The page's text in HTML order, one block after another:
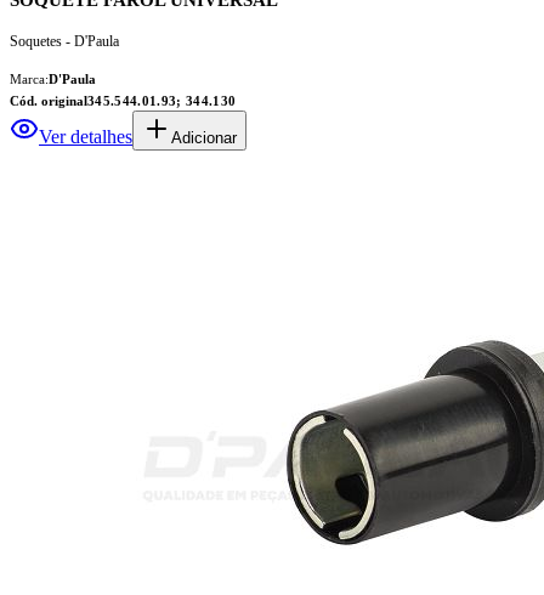
Soquetes - D'Paula
Marca:D'Paula
Cód. original345.544.01.93; 344.130
Ver detalhes Adicionar